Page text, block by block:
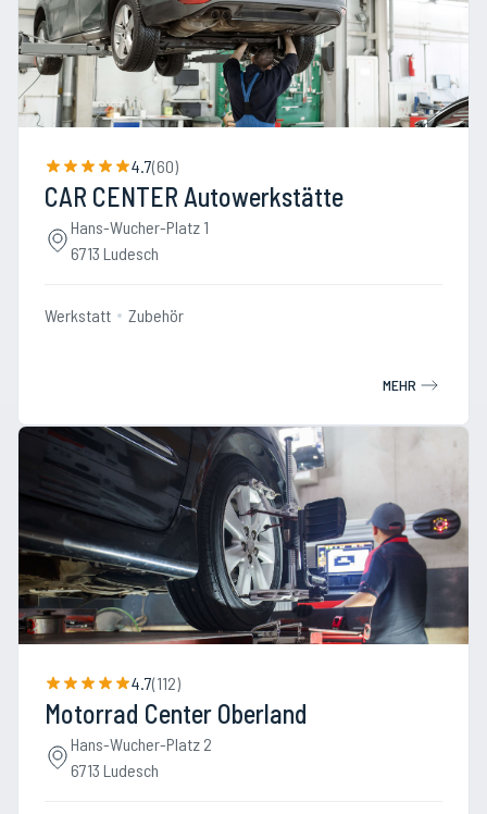
4.7(60)
CAR CENTER Autowerkstätte
Hans-Wucher-Platz 1
6713 Ludesch
Werkstatt Zubehör
MEHR
4.7(112)
Motorrad Center Oberland
Hans-Wucher-Platz 2
6713 Ludesch